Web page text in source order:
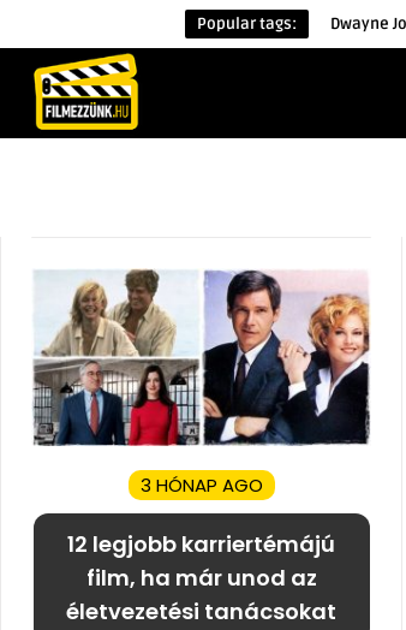
Popular tags: Dwayne
3 HÓNAP AGO
12 legjobb karriertémájú
film, ha már unod az
életvezetési tanácsokat